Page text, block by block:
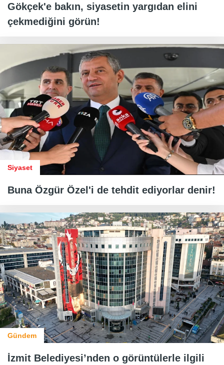
Gökçek'e bakın, siyasetin yargıdan elini
çekmediğini görün!
Siyaset
Buna Özgür Özel'i de tehdit ediyorlar denir!
Gündem
İzmit Belediyesi’nden o görüntülerle ilgili